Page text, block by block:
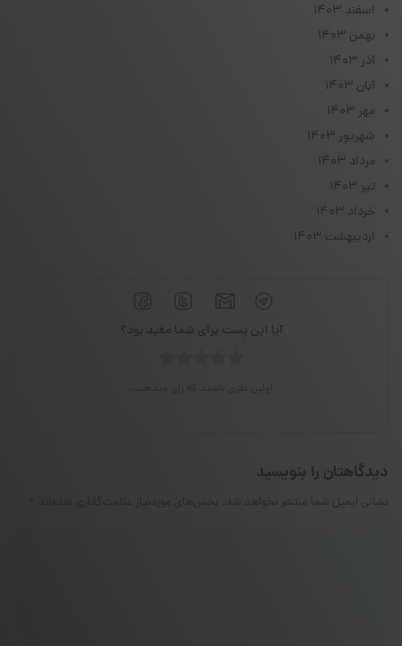
اسفند ۱۴۰۳
بهمن ۱۴۰۳
آذر ۱۴۰۳
آبان ۱۴۰۳
مهر ۱۴۰۳
شهریور ۱۴۰۳
مرداد ۱۴۰۳
تیر ۱۴۰۳
خرداد ۱۴۰۳
اردیبهشت ۱۴۰۳
آیا این پست برای شما مفید بود؟
دیدگاهتان را بنویسید
*